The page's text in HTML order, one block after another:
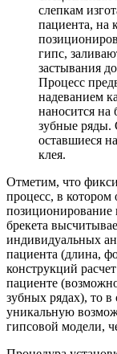
слепкам
пациента, на
гипс,
застывания
Процесс
надеванием
наносится на
зубные ряды.
оставшиеся
клея.
Отметим, что
процесс, в
позиционирование
брекета
индивидуальных
пациента (длина,
конструкций
пациенте
зубных рядах), то
уникальную
гипсовой модели,